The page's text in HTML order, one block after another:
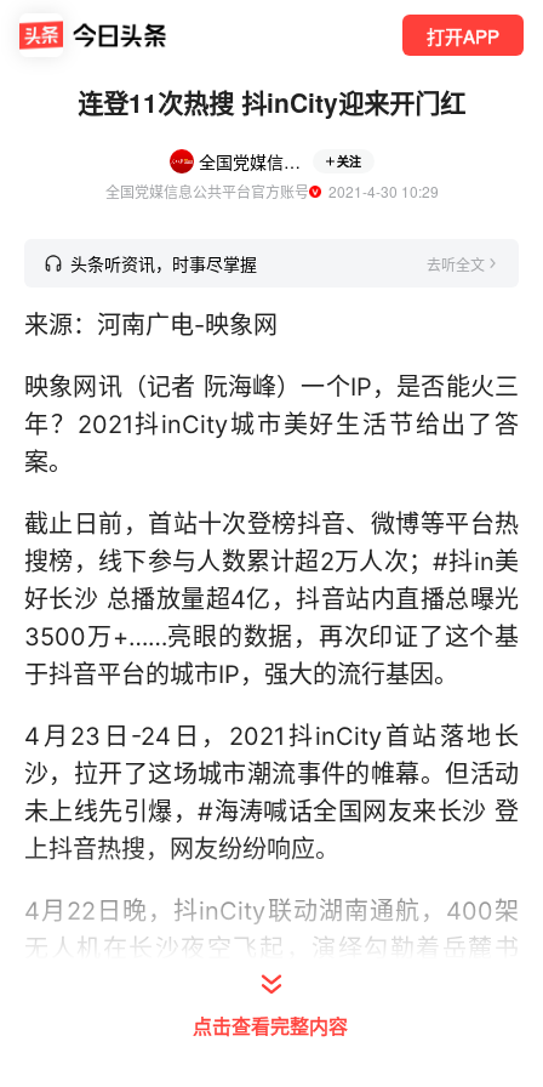
打开APP
连登11次热搜 抖inCity迎来开门红
全国党媒信息公共平台 关注
全国党媒信息公共平台官方账号
  2021-4-30 10:29
头条听资讯，时事尽掌握 去听全文
来源：河南广电-映象网
映象网讯（记者 阮海峰）一个IP，是否能火三
年？2021抖inCity城市美好生活节给出了答
案。
截止日前，首站十次登榜抖音、微博等平台热
搜榜，线下参与人数累计超2万人次；#抖in美
好长沙 总播放量超4亿，抖音站内直播总曝光
3500万+……亮眼的数据，再次印证了这个基
于抖音平台的城市IP，强大的流行基因。
4月23日-24日，2021抖inCity首站落地长
沙，拉开了这场城市潮流事件的帷幕。但活动
未上线先引爆，#海涛喊话全国网友来长沙 登
上抖音热搜，网友纷纷响应。
4月22日晚，抖inCity联动湖南通航，400架
无人机在长沙夜空飞起，演绎勾勒着岳麓书
院、小龙虾等具有长沙特色的icon符号，为抖
in美好长沙打call，当日#长沙400架无人机点
点击查看完整内容